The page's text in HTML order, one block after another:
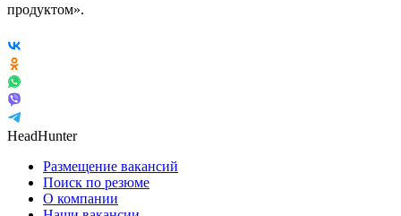
продуктом».
HeadHunter
Размещение вакансий
Поиск по резюме
О компании